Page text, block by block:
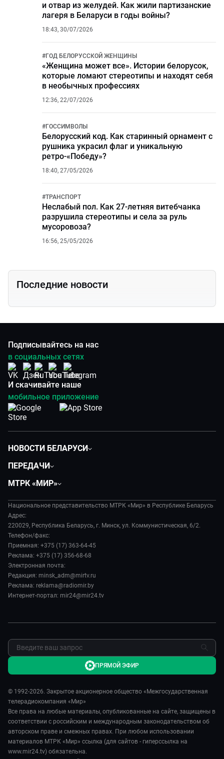
и отвар из желудей. Как жили партизанские
лагеря в Беларуси в годы войны?
18:43, 30/07/2026
#ГОД БЕЛОРУССКОЙ ЖЕНЩИНЫ
«Женщина может все». Истории белорусок,
которые ломают стереотипы и находят себя
в необычных профессиях
12:36, 22/07/2026
#ГОССИМВОЛЫ
Белорусский код. Как старинный орнамент с
рушника украсил флаг и уникальную
ретро-«Победу»?
18:40, 27/05/2026
#ТРАНСПОРТ
Неслабый пол. Как 27-летняя витебчанка
разрушила стереотипы и села за руль
мусоровоза?
16:56, 25/05/2026
Последние новости
Подписывайтесь на нас
в социальных сетях
И скачивайте наше
мобильное приложение
НОВОСТИ БЕЛАРУСИ
Экономика
Происшествия
Наука и технологии
Здоровье и медицина
Авто
Культура
Спорт
ПЕРЕДАЧИ
Все как у людей
Вместе выгодно
Евразия. Культурно
Евразия. Регионы
Наши иностранцы
Пять причин поехать в...
Сделано в Содружестве
МТРК «МИР»
История
Руководство
Лица мира
Новости
Пресса о нас
Карьера
Реклама
Национальное представительство МТРК «Мир» в Республике Беларусь
Адрес:
220029, Республика Беларусь, г. Минск, ул. Коммунистическая, 6/2.
Телефон/факс:
Приемная: +375 (17) 363-64-45
Реклама: +375 (17) 356-68-68
Электронная почта:
Редакция: minsk_adm@mirtv.ru
Реклама: reklama@radiomir.by
Интернет-портал: mir24@mir24.tv
© 1992-2026. Закрытое акционерное общество «Межгосударственная
телерадиокомпания «Мир»
Все права на любые материалы, опубликованные на сайте, защищены в
соответствии с российским и международным законодательством об
авторском праве и смежных правах. При любом использовании
материалов МТРК «Мир» ссылка (для сайтов - гиперссылка на
www.mir24.tv) обязательна.
ПРЯМОЙ ЭФИР